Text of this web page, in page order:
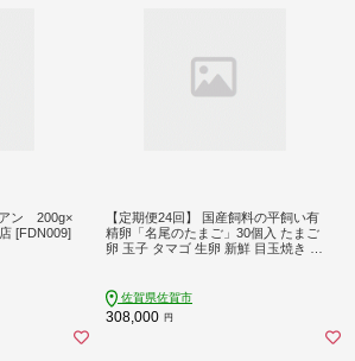
アン 200g×
[FDN009]
【定期便24回】 国産飼料の平飼い有
精卵「名尾のたまご」30個入 たまご
卵 玉子 タマゴ 生卵 新鮮 目玉焼き ゆ
佐賀県佐賀市
308,000 円